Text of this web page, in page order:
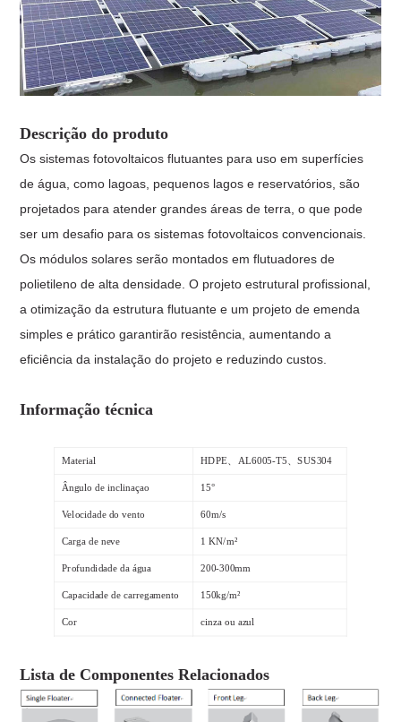
Descrição do produto
Os sistemas fotovoltaicos flutuantes para uso em superfícies
de água, como lagoas, pequenos lagos e reservatórios, são
projetados para atender grandes áreas de terra, o que pode
ser um desafio para os sistemas fotovoltaicos convencionais.
Os módulos solares serão montados em flutuadores de
polietileno de alta densidade. O projeto estrutural profissional,
a otimização da estrutura flutuante e um projeto de emenda
simples e prático garantirão resistência, aumentando a
eficiência da instalação do projeto e reduzindo custos.
Informação técnica
Material HDPE、AL6005-T5、SUS304
Ângulo de inclinaçao 15°
Velocidade do vento 60m/s
Carga de neve 1 KN/m²
Profundidade da água 200-300mm
Capacidade de carregamento 150kg/m²
Cor cinza ou azul
Lista de Componentes Relacionados